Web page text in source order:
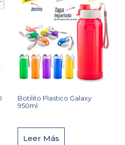
Botilito Plastico Galaxy
950ml
Leer Más